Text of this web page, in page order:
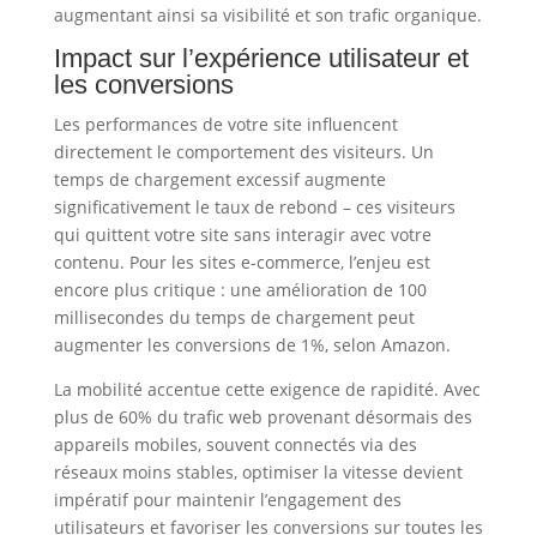
augmentant ainsi sa visibilité et son trafic organique.
Impact sur l’expérience utilisateur et
les conversions
Les performances de votre site influencent
directement le comportement des visiteurs. Un
temps de chargement excessif augmente
significativement le taux de rebond – ces visiteurs
qui quittent votre site sans interagir avec votre
contenu. Pour les sites e-commerce, l’enjeu est
encore plus critique : une amélioration de 100
millisecondes du temps de chargement peut
augmenter les conversions de 1%, selon Amazon.
La mobilité accentue cette exigence de rapidité. Avec
plus de 60% du trafic web provenant désormais des
appareils mobiles, souvent connectés via des
réseaux moins stables, optimiser la vitesse devient
impératif pour maintenir l’engagement des
utilisateurs et favoriser les conversions sur toutes les